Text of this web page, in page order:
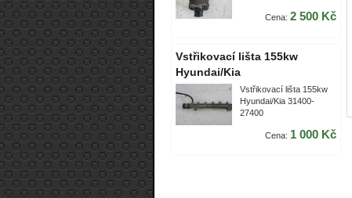
Cena:2 500 Kč
Vstřikovací lišta 155kw
Hyundai/Kia
Vstřikovací lišta 155kw
Hyundai/Kia 31400-
27400
Cena: 1 000 Kč